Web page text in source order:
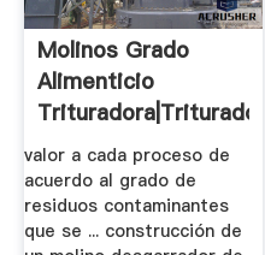
Molinos Grado
Alimenticio
Trituradora|Trituradora
De ...
valor a cada proceso de
acuerdo al grado de
residuos contaminantes
que se ... construcción de